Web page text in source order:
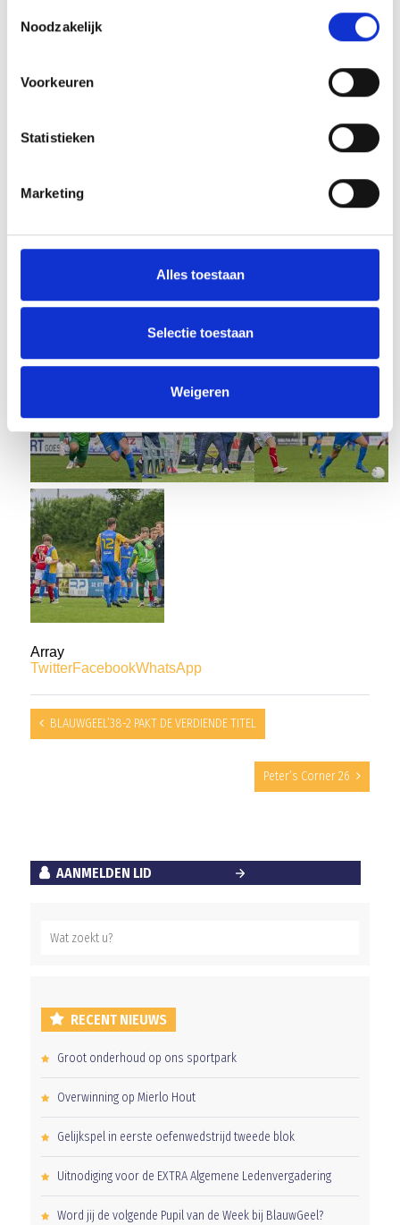
Noodzakelijk
Voorkeuren
Statistieken
Marketing
Alles toestaan
Selectie toestaan
Weigeren
klaar na het gelijke spel van afgelopen weekend. Maar dat is geen
excuus deze wedstrijd licht op te pakken.
Array
TwitterFacebookWhatsApp
BLAUWGEEL’38-2 PAKT DE VERDIENDE TITEL
Peter’s Corner 26
AANMELDEN LID
RECENT NIEUWS
Groot onderhoud op ons sportpark
Overwinning op Mierlo Hout
Gelijkspel in eerste oefenwedstrijd tweede blok
Uitnodiging voor de EXTRA Algemene Ledenvergadering
Word jij de volgende Pupil van de Week bij BlauwGeel?